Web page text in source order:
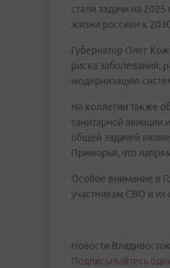
стали задачи на
жизни россиян к
Губернатор Олег
риска заболеваний,
модернизацию
На коллегии также
санитарной
общей задачей
Приморья, что
Особое внимание в
участникам СВО и их
Новости
Подписывайтесь